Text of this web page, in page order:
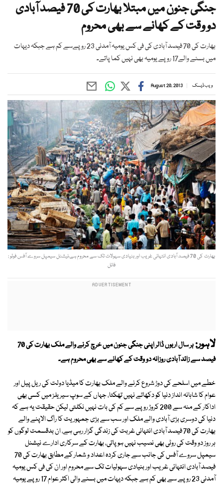
جنگی جنون میں مبتلا بھارت کی 70 فیصد آبادی
دو وقت کے کھانے سے بھی محروم
بھارت کی 70 فیصد آبادی کی فی کس یومیہ آمدنی 23 روپےسے کم ہے جبکہ دیہات
میں بسنے والے17 روپے یومیہ بھی نہیں کما پاتے۔
ویب ڈیسک August 20, 2013
بھارت کی 70 فیصد آبادی انتہائی غریب اور بنیادی سہولات تک سے محروم ہے،نیشنل سیمپل سروے آفس فوٹو :
فائل
لاہور:
ہر سال اربوں ڈالر اپنی جنگی جنون میں خرچ کرنے والے ملک بھارت کی 70
فیصد سے زائد آبادی روزانہ دو وقت کے کھانے سے بھی محروم ہے۔
خطے میں اسلحے کی دوڑ شروع کرنے والے ملک بھارت کا میڈیا دولت کی ریل پیل اور
عوام کا شاہانہ انداز دنیا کو دکھاتے نہیں تھکتا، جہاں کے سوپ سیریلز میں کسی بھی
اداکار کے منہ سے 200 کروڑ روپے سے کم کی بات نہیں نکلتی لیکن حقیقت یہ ہے کہ
دنیا کی دوسری بڑی آبادی والے ملک اور سب سے بڑی جمہوریت کا راگ الاپنے والے
بھارت کی 70 فیصد آبادی انتہائی غربت کی زندگی گزار رہی ہے، ان بدقسمت لوگوں کو
ہر روز دو وقت کی روٹی بھی نصیب نہیں ہوپاتی، بھارت کے سرکاری ادارے نیشنل
سیمپل سروے آفس کی جانب سے جاری کردہ اعداد و شمار کے مطابق بھارت کی 70
فیصد آبادی انتہائی غریب اور بنیادی سہولیات تک سے محروم اور ان کی فی کس یومیہ
آمدنی 23 روپے سے بھی کم ہے جبکہ دیہات میں بسنے والی اکثر عوام 17 روپے یومیہ